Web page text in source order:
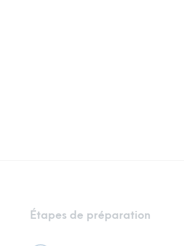
Étapes de préparation